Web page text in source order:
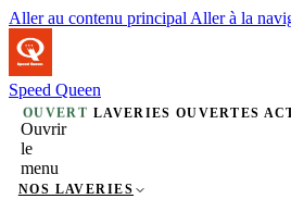
Aller au contenu principal Aller à la
Speed Queen
OUVERT LAVERIES OUVERTES
Ouvrir
le
menu
NOS LAVERIES